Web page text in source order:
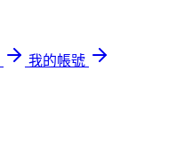
我的帳號